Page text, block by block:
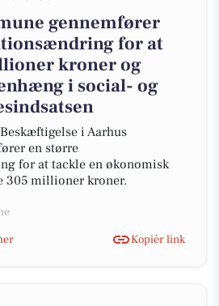
gennemfører
for at
kroner og
i social- og
i Aarhus
en større
for at tackle en økonomisk
305 millioner kroner.
Kopiér link